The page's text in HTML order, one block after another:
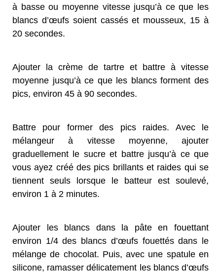
à basse ou moyenne vitesse jusqu’à ce que les
blancs d’œufs soient cassés et mousseux, 15 à
20 secondes.
Ajouter la crème de tartre et battre à vitesse
moyenne jusqu’à ce que les blancs forment des
pics, environ 45 à 90 secondes.
Battre pour former des pics raides. Avec le
mélangeur à vitesse moyenne, ajouter
graduellement le sucre et battre jusqu’à ce que
vous ayez créé des pics brillants et raides qui se
tiennent seuls lorsque le batteur est soulevé,
environ 1 à 2 minutes.
Ajouter les blancs dans la pâte en fouettant
environ 1/4 des blancs d’œufs fouettés dans le
mélange de chocolat. Puis, avec une spatule en
silicone, ramasser délicatement les blancs d’œufs